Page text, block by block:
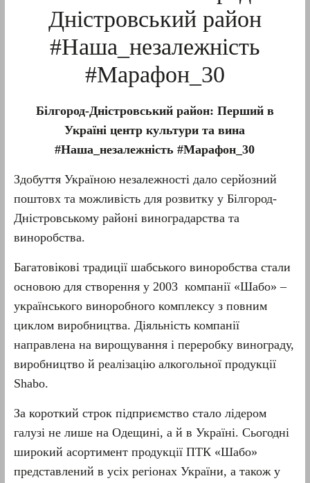
Дністровський район
#Наша_незалежність
#Марафон_30
Білгород-Дністровськийрайон: Перший в
Україні центр культури та вина
#Наша_незалежність #Марафон_30
Здобуття Україною незалежності дало серйозний
поштовх та можливість для розвитку у Білгород-
Дністровському районі виноградарства та
виноробства.
Багатовікові традиції шабського виноробства стали
основою для створення у 2003 компанії «Шабо» –
українського виноробного комплексу з повним
циклом виробництва. Діяльність компанії
направлена на вирощування і переробку винограду,
виробництво й реалізацію алкогольної продукції
Shabo.
За короткий строк підприємство стало лідером
галузі не лише на Одещині, а й в Україні. Сьогодні
широкий асортимент продукції ПТК «Шабо»
представлений в усіх регіонах України, а також у